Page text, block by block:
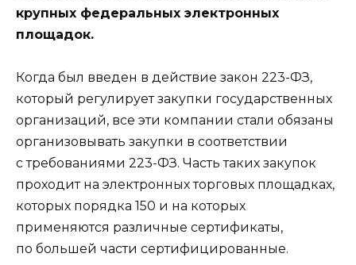
крупных федеральных электронных
площадок.
Когда был введен в действие закон 223-ФЗ,
который регулирует закупки государственных
организаций, все эти компании стали обязаны
организовывать закупки в соответствии
с требованиями 223-ФЗ. Часть таких закупок
проходит на электронных торговых площадках,
которых порядка 150 и на которых
применяются различные сертификаты,
по большей части сертифицированные.